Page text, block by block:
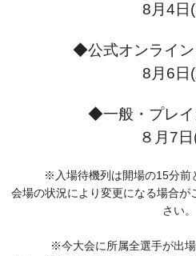
8月4日
◆公式オンライン
8月6日
◆一般・プレイ
８月7
※入場待機列は開場の15分前
会場の状況により変更になる場合
さい。
※今大会に所属全選手が出場